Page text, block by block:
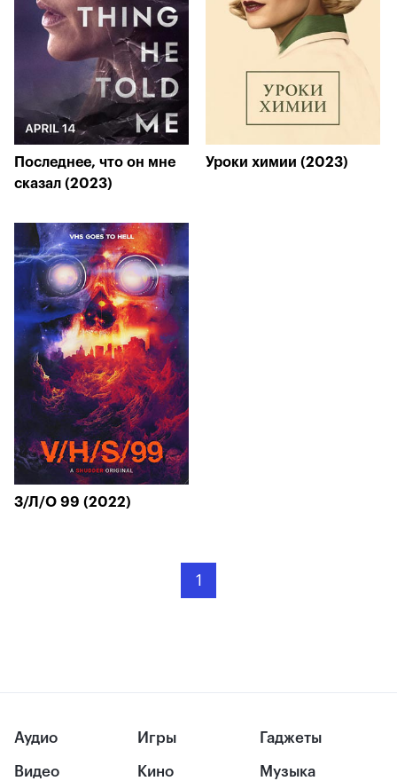
Последнее, что он мне
сказал (2023)
Уроки химии (2023)
З/Л/О 99 (2022)
1
Аудио
Видео
Игры
Кино
Гаджеты
Музыка